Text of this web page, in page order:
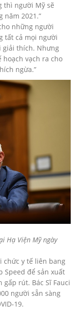
thì người Mỹ sẽ
năm 2021.”
những người
tất cả mọi người
giải thích. Nhưng
hoạch vạch ra cho
ngừa.”
Hạ Viện Mỹ ngày
chức y tế liên bang
Speed để sản xuất
rút. Bác Sĩ Fauci
người sẵn sàng
19.